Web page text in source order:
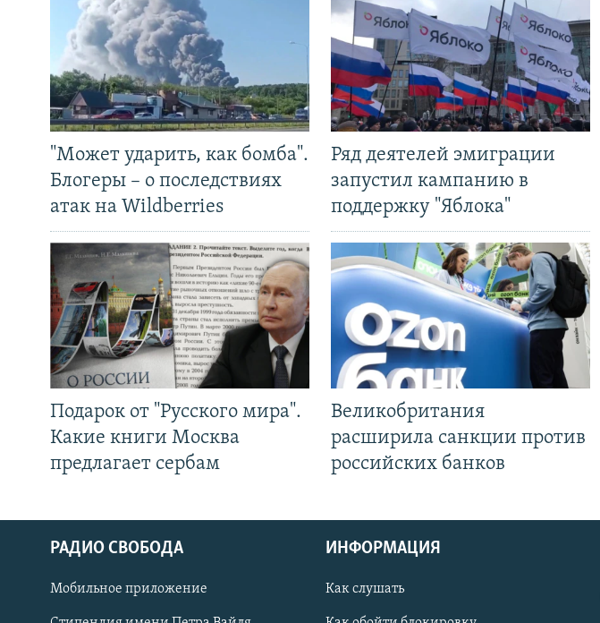
СОЦИАЛЬНЫЕ СЕТИ
"Может ударить, как бомба".
Блогеры – о последствиях
атак на Wildberries
Подарок от "Русского мира".
Какие книги Москва
предлагает сербам
Ряд деятелей эмиграции
запустил кампанию в
поддержку "Яблока"
Великобритания
расширила санкции против
российских банков
РАДИО СВОБОДА
Мобильное приложение
ИНФОРМАЦИЯ
Как слушать